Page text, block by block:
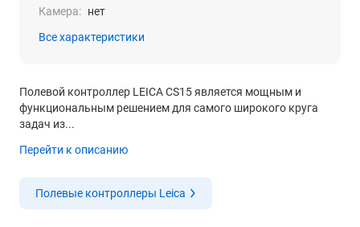
Камера: нет
Все характеристики
Полевой контроллер LEICA CS15 является мощным и
функциональным решением для самого широкого круга
задач из...
Перейти к описанию
Полевые контроллеры Leica